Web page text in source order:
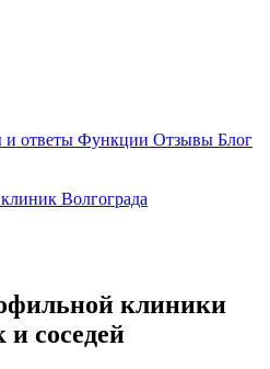
ответы Функции Отзывы Блог
Волгограда
клиники
и соседей